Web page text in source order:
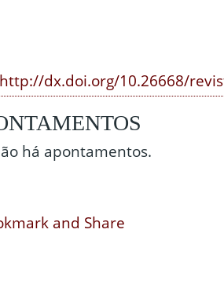
http://dx.doi.org/10.26668/
há apontamentos.